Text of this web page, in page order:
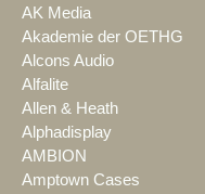
AK Media
Akademie der OETHG
Alcons Audio
Alfalite
Allen & Heath
Alphadisplay
AMBION
Amptown Cases